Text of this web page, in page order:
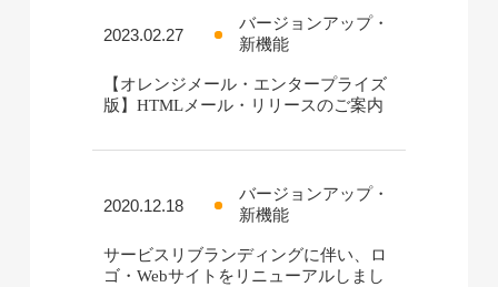
2023.02.27
バージョンアップ・
新機能
【オレンジメール・エンタープライズ
版】HTMLメール・リリースのご案内
2020.12.18
バージョンアップ・
新機能
サービスリブランディングに伴い、ロ
ゴ・Webサイトをリニューアルしまし